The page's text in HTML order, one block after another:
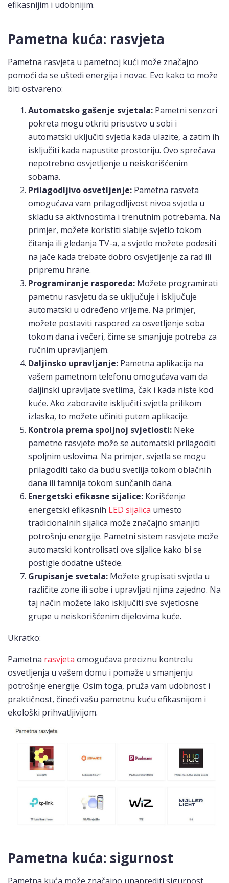
efikasnijim i udobnijim.
Pametna kuća: rasvjeta
Pametna rasvjeta u pametnoj kući može značajno
pomoći da se uštedi energija i novac. Evo kako to može
biti ostvareno:
Automatsko gašenje svjetala: Pametni senzori
pokreta mogu otkriti prisustvo u sobi i
automatski uključiti svjetla kada ulazite, a zatim ih
isključiti kada napustite prostoriju. Ovo sprečava
nepotrebno osvjetljenje u neiskorišćenim
sobama.
Prilagodljivo osvetljenje: Pametna rasveta
omogućava vam prilagodljivost nivoa svjetla u
skladu sa aktivnostima i trenutnim potrebama. Na
primjer, možete koristiti slabije svjetlo tokom
čitanja ili gledanja TV-a, a svjetlo možete podesiti
na jače kada trebate dobro osvjetljenje za rad ili
pripremu hrane.
Programiranje rasporeda: Možete programirati
pametnu rasvjetu da se uključuje i isključuje
automatski u određeno vrijeme. Na primjer,
možete postaviti raspored za osvetljenje soba
tokom dana i večeri, čime se smanjuje potreba za
ručnim upravljanjem.
Daljinsko upravljanje: Pametna aplikacija na
vašem pametnom telefonu omogućava vam da
daljinski upravljate svetlima, čak i kada niste kod
kuće. Ako zaboravite isključiti svjetla prilikom
izlaska, to možete učiniti putem aplikacije.
Kontrola prema spoljnoj svjetlosti: Neke
pametne rasvjete može se automatski prilagoditi
spoljnim uslovima. Na primjer, svjetla se mogu
prilagoditi tako da budu svetlija tokom oblačnih
dana ili tamnija tokom sunčanih dana.
Energetski efikasne sijalice: Korišćenje
energetski efikasnih LED sijalica umesto
tradicionalnih sijalica može značajno smanjiti
potrošnju energije. Pametni sistem rasvjete može
automatski kontrolisati ove sijalice kako bi se
postigle dodatne uštede.
Grupisanje svetala: Možete grupisati svjetla u
različite zone ili sobe i upravljati njima zajedno. Na
taj način možete lako isključiti sve svjetlosne
grupe u neiskorišćenim dijelovima kuće.
Ukratko:
Pametna rasvjeta omogućava preciznu kontrolu
osvetljenja u vašem domu i pomaže u smanjenju
potrošnje energije. Osim toga, pruža vam udobnost i
praktičnost, čineći vašu pametnu kuću efikasnijom i
ekološki prihvatljivijom.
Pametna kuća: sigurnost